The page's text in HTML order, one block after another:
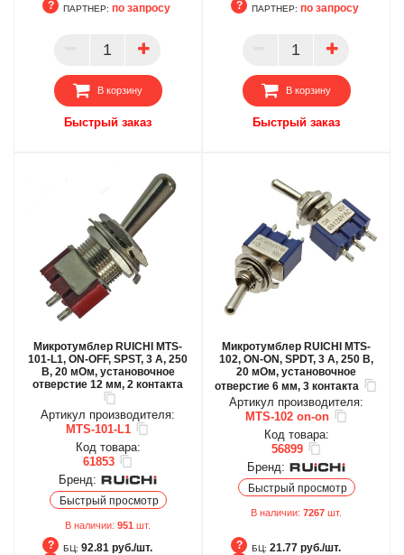
ПАРТНЕР
ПАРТНЕР: по запросу
В корзину
Быстрый заказ
ПАРТНЕР
ПАРТНЕР: по запросу
В корзину
Быстрый заказ
Микротумблер RUICHI MTS-
101-L1, ON-OFF, SPST, 3 А, 250
В, 20 мОм, установочное
отверстие 12 мм, 2 контакта
Артикул производителя:
MTS-101-L1
Код товара:
61853
Бренд:
Быстрый просмотр
В наличии: 951 шт.
БЦ: 92.81 руб./шт.
Микротумблер RUICHI MTS-
102, ON-ON, SPDT, 3 А, 250 В,
20 мОм, установочное
отверстие 6 мм, 3 контакта
Артикул производителя:
MTS-102 on-on
Код товара:
56899
Бренд:
Быстрый просмотр
В наличии: 7267 шт.
БЦ: 21.77 руб./шт.